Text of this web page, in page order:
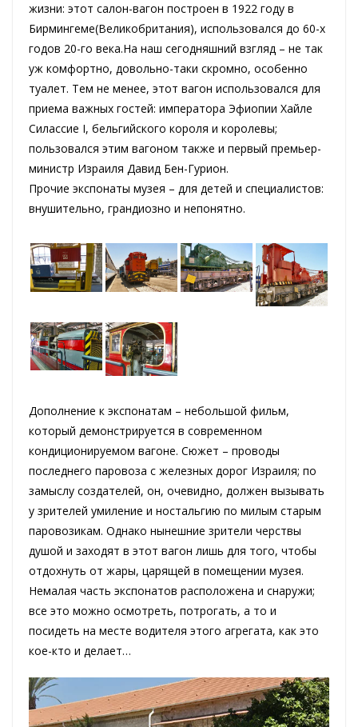
жизни: этот салон-вагон построен в 1922 году в
Бирмингеме(Великобритания), использовался до 60-х
годов 20-го века.На наш сегодняшний взгляд – не так
уж комфортно, довольно-таки скромно, особенно
туалет. Тем не менее, этот вагон использовался для
приема важных гостей: императора Эфиопии Хайле
Силассие I, бельгийского короля и королевы;
пользовался этим вагоном также и первый премьер-
министр Израиля Давид Бен-Гурион.
Прочие экспонаты музея – для детей и специалистов:
внушительно, грандиозно и непонятно.
Дополнение к экспонатам – небольшой фильм,
который демонстрируется в современном
кондиционируемом вагоне. Сюжет – проводы
последнего паровоза с железных дорог Израиля; по
замыслу создателей, он, очевидно, должен вызывать
у зрителей умиление и ностальгию по милым старым
паровозикам. Однако нынешние зрители черствы
душой и заходят в этот вагон лишь для того, чтобы
отдохнуть от жары, царящей в помещении музея.
Немалая часть экспонатов расположена и снаружи;
все это можно осмотреть, потрогать, а то и
посидеть на месте водителя этого агрегата, как это
кое-кто и делает…